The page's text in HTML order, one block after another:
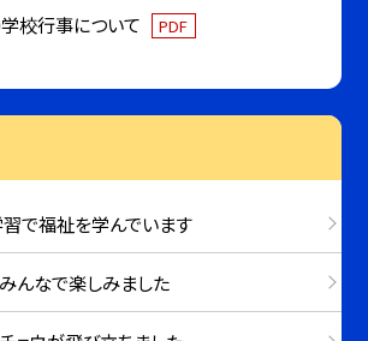
校行事について PDF
で福祉を学んでいます
んなで楽しみました